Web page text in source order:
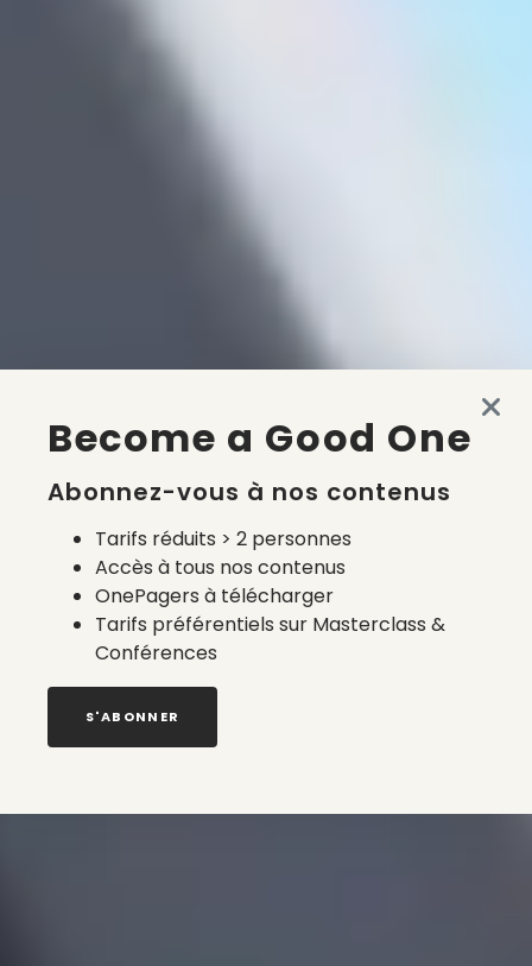
Become a Good One
Abonnez-vous à nos contenus
Tarifs réduits > 2 personnes
Accès à tous nos contenus
OnePagers à télécharger
Tarifs préférentiels sur Masterclass &
Conférences
S'ABONNER